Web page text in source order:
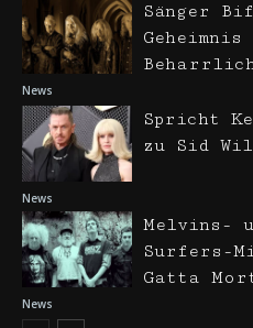
News
Sänger
News
Spricht
zu Sid
News
Melvins-
Surfers-
Gatta